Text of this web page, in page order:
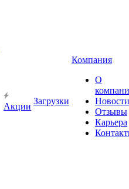
Акции
Загрузки
Компания
О
Новости
Отзывы
Карьера